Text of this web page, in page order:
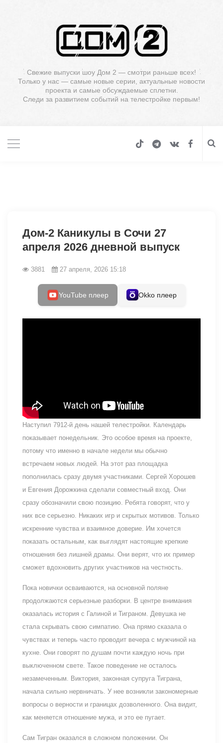
Свежие выпуски шоу Дом 2 — смотри раньше всех!
Только у нас — самые новые серии, актуальные новости
проекта и самые обсуждаемые сплетни.
Следи за развитием событий на телестройке первым!
Дом-2 Каникулы в Сочи 27
апреля 2026 дневной выпуск
3881 27 апреля, 2026 15:18
YouTube плеер Okko плеер
Наступил 7912-й день нашей телестройки. Календарь
показывает понедельник. Это особое время на проекте,
потому что именно в начале недели мы обычно
встречаем новых людей. На этот раз площадка
пополнилась сразу двумя участниками. Сергей Хорошев
и Евгения Дорожкина сделали совместный вход. Они
сразу обозначили свою позицию. Ребята говорят, что у
них все серьезно. Никаких игр и скрытых мотивов. Только
искренние чувства и взаимное доверие. Им хочется
показать остальным, как выглядят настоящие крепкие
отношения без лишней драмы. Они верят, что их пример
сможет вдохновить других участников на честность.
Пока новички осваиваются, на основной поляне
продолжаются серьезные разборки. В центре внимания
оказалась история с Галиной и Тиграном. Девушка не
стала скрывать свою симпатию. Она прямо сказала о
чувствах и теперь часто проводит вечера с мужчиной на
кухне. Они говорят по душам почти каждую ночь при
выключенном свете. Такое поведение не осталось
незамеченным. Виктория, законная супруга Тиграна,
начала сильно нервничать. У нее возникли закономерные
вопросы о верности и границах дозволенного. Она видит,
как меняется отношение мужа, и это ее пугает.
Сам Тигран оказался в сложном положении. Он